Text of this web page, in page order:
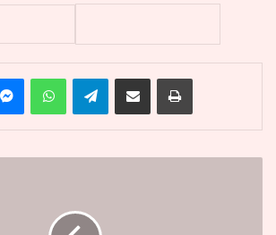
MessengerWhatsAppTelegramPartager par email Imprimer